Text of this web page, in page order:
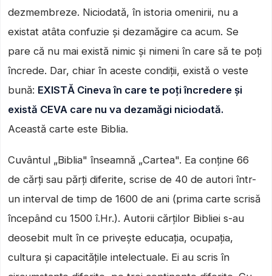
dezmembreze. Niciodată, în istoria omenirii, nu a
existat atâta confuzie și dezamăgire ca acum. Se
pare că nu mai există nimic și nimeni în care să te poți
încrede. Dar, chiar în aceste condiții, există o veste
bună: EXISTĂ Cineva în care te poți încredere și
există CEVA care nu va dezamăgi niciodată.
Această carte este Biblia.
Cuvântul „Biblia" înseamnă „Cartea". Ea conține 66
de cărți sau părți diferite, scrise de 40 de autori într-
un interval de timp de 1600 de ani (prima carte scrisă
începând cu 1500 î.Hr.). Autorii cărților Bibliei s-au
deosebit mult în ce privește educația, ocupația,
cultura și capacitățile intelectuale. Ei au scris în